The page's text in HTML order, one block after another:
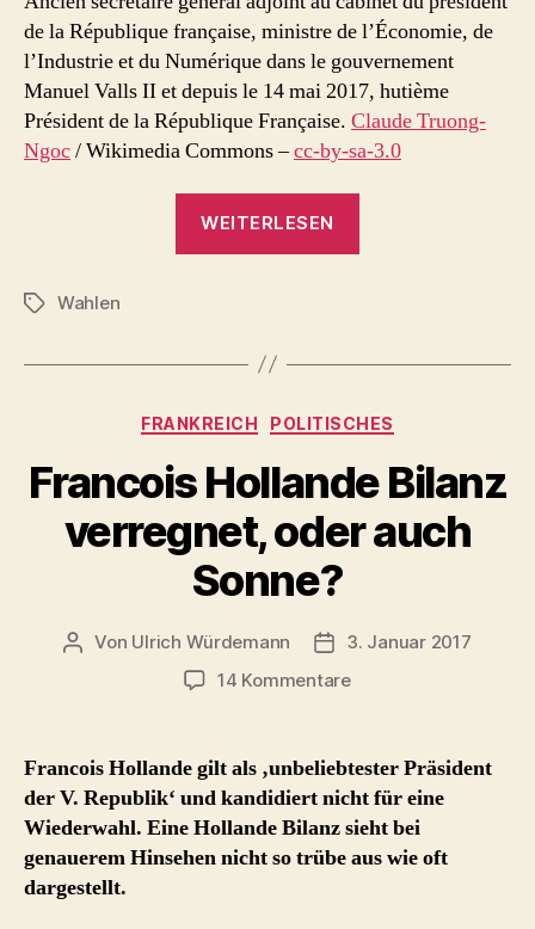
de la République française, ministre de l’Économie, de
l’Industrie et du Numérique dans le gouvernement
Manuel Valls II et depuis le 14 mai 2017, hutième
Président de la République Française. Claude Truong-
Ngoc/ Wikimedia Commons –cc-by-sa-3.0
WEITERLESEN
Schlagwörter
Wahlen
Kategorien
FRANKREICH POLITISCHES
Francois Hollande Bilanz
verregnet, oder auch
Sonne?
Beitragsautor
Von Ulrich Würdemann Beitragsdatum
3. Januar 2017
14 Kommentarezu
Bilanz
verregnet,
oder
auch
Sonne?
Francois Hollande gilt als ‚unbeliebtester Präsident
der V. Republik‘ und kandidiert nicht für eine
Wiederwahl. Eine Hollande Bilanz sieht bei
genauerem Hinsehen nicht so trübe aus wie oft
dargestellt.